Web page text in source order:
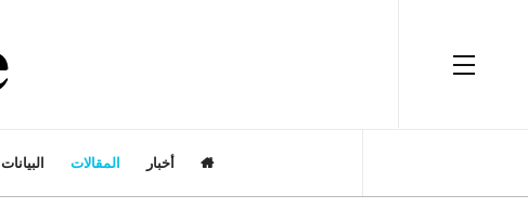
أخبار المقالات البيانات